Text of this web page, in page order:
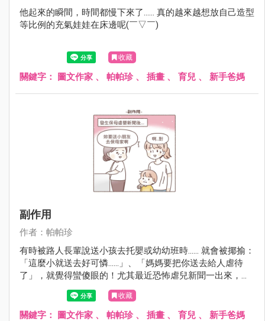
他起來的瞬間，時間都慢下來了...... 真的越來越想放自己造型
等比例的充氣娃娃在床邊呢(￣▽￣)
收藏
關鍵字： 圖文作家 、 帕帕珍、 插畫 、 育兒 、 新手爸媽
副作用
作者：帕帕珍
有時被路人長輩說送小孩去托嬰或幼幼班時...... 就會被揶揄：
「這麼小就送去好可憐......」、「媽媽要把你送去給人虐待
了」，就覺得蠻傻眼的！尤其最近恐怖虐兒新聞一出來，討
論度很高，大家就更關注相關從業人員其實保母的年齡斷層
很大，有六成都50歲以上......真的不難理解年輕人不想投入這
份行業。只能感謝小虎的保母讓我蠻放心的，真的薪資有
收藏
關鍵字： 圖文作家 、 帕帕珍、 插畫 、 育兒 、 新手爸媽